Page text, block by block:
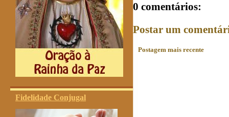
Fidelidade Conjugal
0 comentários:
Postar um
Postagem mais recente